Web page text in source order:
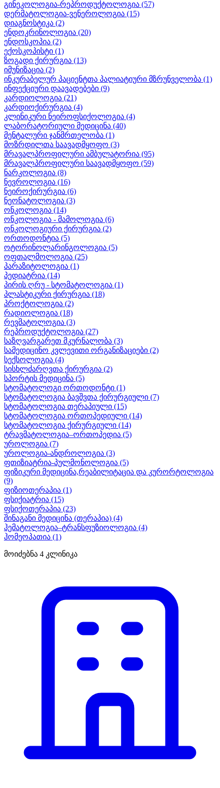
გინეკოლოგია-რეპროდუქტოლოგია (57)
დერმატოლოგია-ვენეროლოგია (15)
დიაგნოსტიკა (2)
ენდოკრინოლოგია (20)
ენდოსკოპია (2)
ექოსკოპისტი (1)
ზოგადი ქირურგია (13)
იმუნიზაცია (2)
ინკურაბელურ პაციენტთა პალიატიური მზრუნველობა (1)
ინფექციური დაავადებები (9)
კარდიოლოგია (21)
კარდიოქირურგია (4)
კლინიკური ნეიროფსიქოლოგია (4)
ლაბორატორიული მედიცინა (40)
მენტალური ჯანმრთელობა (1)
მოზრდილთა საავადმყოფო (3)
მრავალპროფილური ამბულატორია (95)
მრავალპროფილური საავადმყოფო (59)
ნარკოლოგია (8)
ნევროლოგია (16)
ნეიროქირურგია (6)
ნეონატოლოგია (3)
ონკოლოგია (14)
ონკოლოგია - მამოლოგია (6)
ონკოლოგიური ქირურგია (2)
ორთოდონტია (5)
ოტორინოლარინგოლოგია (5)
ოფთალმოლოგია (25)
პარაზიტოლოგია (1)
პედიატრია (14)
პირის ღრუ - სტომატოლოგია (1)
პლასტიკური ქირურგია (18)
პროქტოლოგია (2)
რადიოლოგია (18)
რევმატოლოგია (3)
რეპროდუქტოლოგია (27)
საზღვარგარეთ მკურნალობა (3)
სამედიცინო კვლევითი ორგანიზაციები (2)
სექსოლოგია (4)
სისხლძარღვთა ქირურგია (2)
სპორტის მედიცინა (5)
სტომატოლოგი ორთოდონტი (1)
სტომატოლოგია ბავშვთა ქირურგიული (7)
სტომატოლოგია თერაპიული (15)
სტომატოლოგია ორთოპედიული (14)
სტომატოლოგია ქირურგიული (14)
ტრავმატოლოგია–ორთოპედია (5)
უროლოგია (7)
უროლოგია-ანდროლოგია (3)
ფთიზიატრია-პულმონოლოგია (5)
ფიზიკური მედიცინა,რეაბილიტაცია და კურორტოლოგია
(9)
ფიზიოთერაპია (1)
ფსიქიატრია (15)
ფსიქოთერაპია (23)
შინაგანი მედიცინა (თერაპია) (4)
ჰემატოლოგია–ტრანსფუზიოლოგია (4)
ჰომეოპათია (1)
მოიძებნა 4 კლინიკა